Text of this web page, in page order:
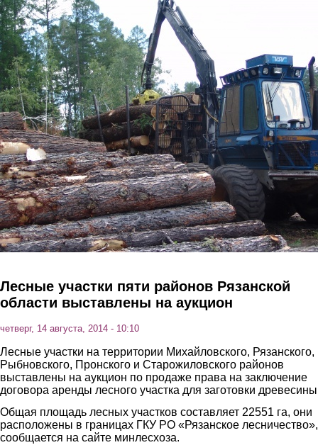
Перейти к основному содержанию
Лесные участки пяти районов Рязанской
области выставлены на аукцион
четверг, 14 августа, 2014 - 10:10
Лесные участки на территории Михайловского, Рязанского,
Рыбновского, Пронского и Старожиловского районов
выставлены на аукцион по продаже права на заключение
договора аренды лесного участка для заготовки
Общая площадь лесных участков составляет 22551 га, они
расположены в границах ГКУ РО «Рязанское лесничество»,
сообщается на сайте минлесхоза.